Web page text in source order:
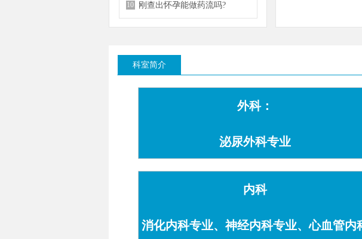
10 刚查出怀孕能做药流吗?
科室简介
外科：
泌尿外科专业
内科
消化内科专业、神经内科专业、心血管内